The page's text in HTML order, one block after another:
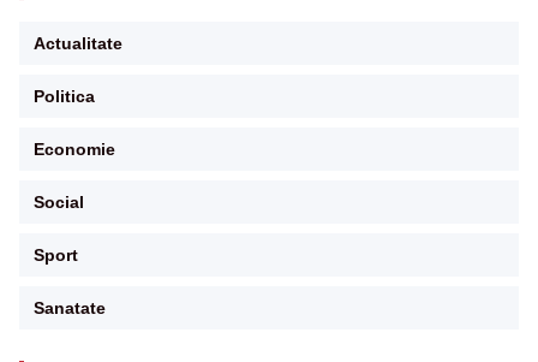
Actualitate
Politica
Economie
Social
Sport
Sanatate